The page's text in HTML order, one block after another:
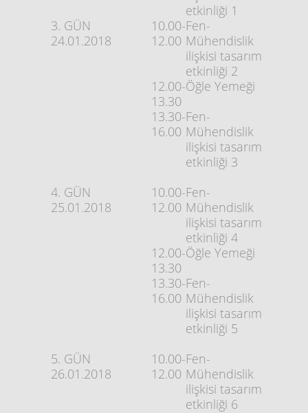
etkinliği 1
3. GÜN
24.01.2018
10.00-
12.00
Fen-
Mühendislik
ilişkisi tasarım
etkinliği 2
12.00-
13.30
Öğle Yemeği
13.30-
16.00
Fen-
Mühendislik
ilişkisi tasarım
etkinliği 3
4. GÜN
25.01.2018
10.00-
12.00
Fen-
Mühendislik
ilişkisi tasarım
etkinliği 4
12.00-
13.30
Öğle Yemeği
13.30-
16.00
Fen-
Mühendislik
ilişkisi tasarım
etkinliği 5
5. GÜN
26.01.2018
10.00-
12.00
Fen-
Mühendislik
ilişkisi tasarım
etkinliği 6